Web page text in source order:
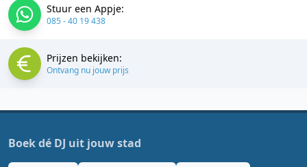
Stuur een Appje:
085 - 40 19 438
Prijzen bekijken:
Ontvang nu jouw prijs
Boek dé DJ uit jouw stad